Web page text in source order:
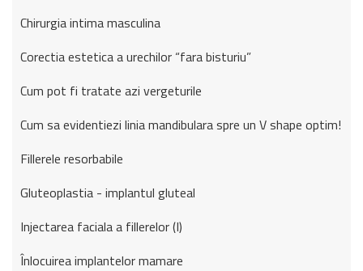
Chirurgia intima masculina
Corectia estetica a urechilor “fara bisturiu”
Cum pot fi tratate azi vergeturile
Cum sa evidentiezi linia mandibulara spre un V shape optim!
Fillerele resorbabile
Gluteoplastia - implantul gluteal
Injectarea faciala a fillerelor (I)
Înlocuirea implantelor mamare